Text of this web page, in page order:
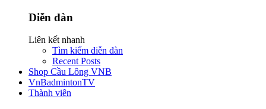
Diễn đàn
Liên kết nhanh
Tìm kiếm diễn đàn
Recent Posts
Shop Cầu Lông VNB
VnBadmintonTV
Thành viên